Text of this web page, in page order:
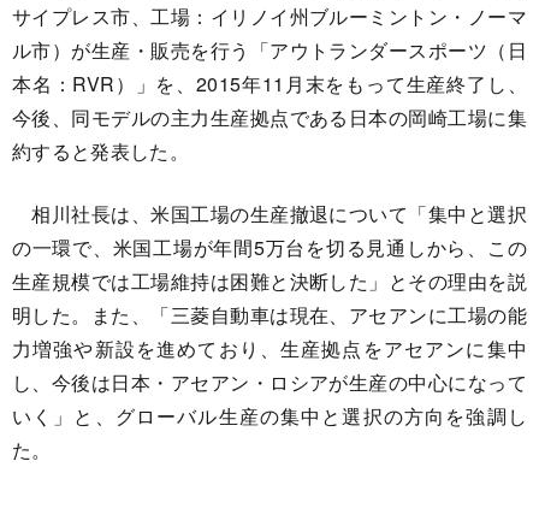
サイプレス市、工場：イリノイ州ブルーミントン・ノーマ
ル市）が生産・販売を行う「アウトランダースポーツ（日
本名：RVR）」を、2015年11月末をもって生産終了し、
今後、同モデルの主力生産拠点である日本の岡崎工場に集
約すると発表した。
相川社長は、米国工場の生産撤退について「集中と選択
の一環で、米国工場が年間5万台を切る見通しから、この
生産規模では工場維持は困難と決断した」とその理由を説
明した。また、「三菱自動車は現在、アセアンに工場の能
力増強や新設を進めており、生産拠点をアセアンに集中
し、今後は日本・アセアン・ロシアが生産の中心になって
いく」と、グローバル生産の集中と選択の方向を強調し
た。